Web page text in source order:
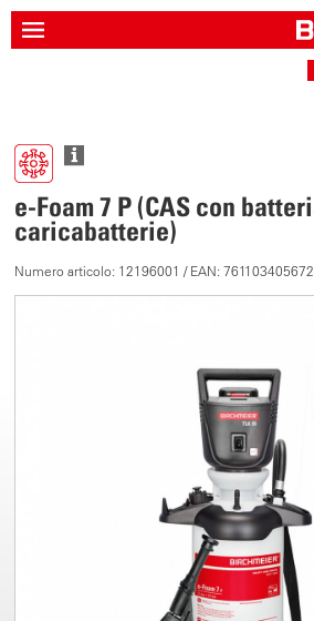
e-Foam 7 P (CAS con
caricabatterie)
Numero articolo: 12196001 / EAN: